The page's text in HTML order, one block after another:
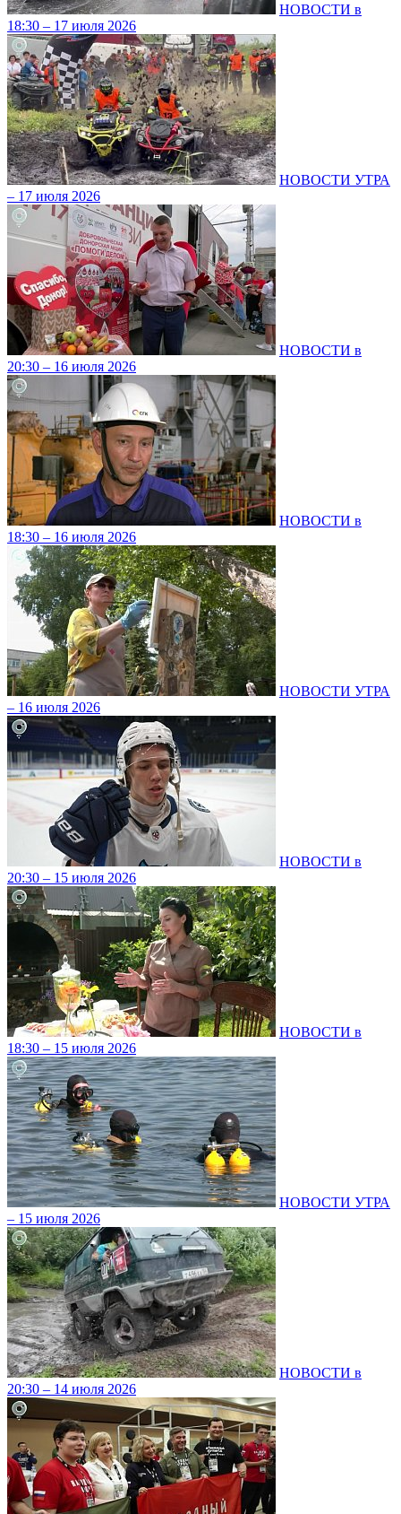
НОВОСТИ в
18:30 – 17 июля 2026
НОВОСТИ УТРА
– 17 июля 2026
НОВОСТИ в
20:30 – 16 июля 2026
НОВОСТИ в
18:30 – 16 июля 2026
НОВОСТИ УТРА
– 16 июля 2026
НОВОСТИ в
20:30 – 15 июля 2026
НОВОСТИ в
18:30 – 15 июля 2026
НОВОСТИ УТРА
– 15 июля 2026
НОВОСТИ в
20:30 – 14 июля 2026